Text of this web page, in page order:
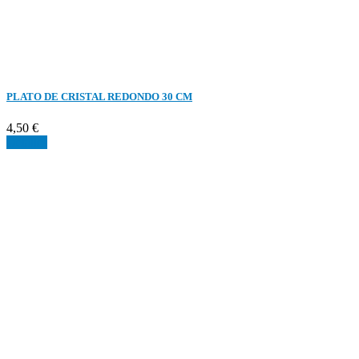
PLATO DE CRISTAL REDONDO 30 CM
4,50 €